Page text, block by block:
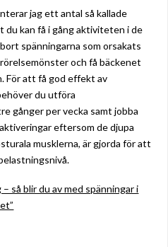
jag ett antal så kallade
du kan få i gång aktiviteten i de
spänningarna som orsakats
och få bäckenet
För att få god effekt av
du utföra
gånger per vecka samt jobba
eftersom de djupa
musklerna, är gjorda för att
så blir du av med spänningar i